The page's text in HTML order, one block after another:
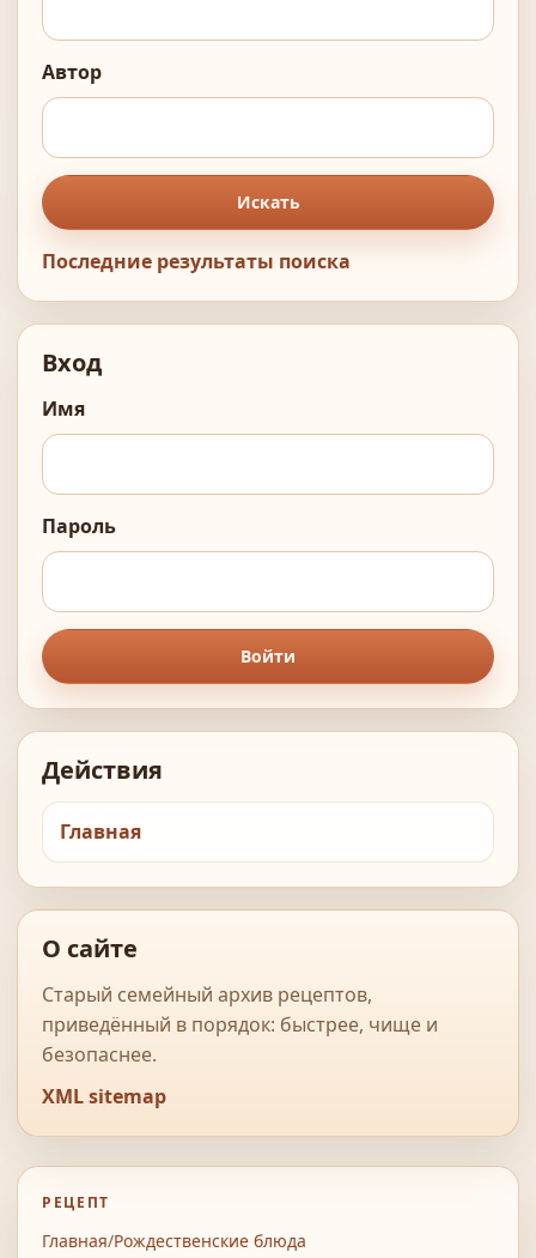
Автор
Искать
Последние результаты поиска
Вход
Имя
Пароль
Войти
Действия
Главная
О сайте
Старый семейный архив рецептов,
приведённый в порядок: быстрее, чище и
безопаснее.
XML sitemap
РЕЦЕПТ
Главная/Рождественские блюда